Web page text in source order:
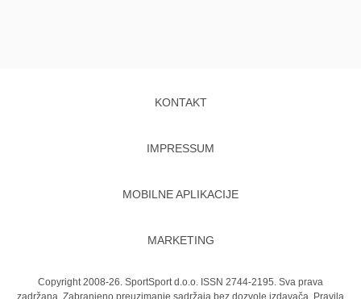
KONTAKT
IMPRESSUM
MOBILNE APLIKACIJE
MARKETING
Copyright 2008-26. SportSport d.o.o. ISSN 2744-2195. Sva prava
zadržana. Zabranjeno preuzimanje sadržaja bez dozvole izdavača. Pravila